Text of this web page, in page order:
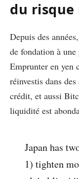
du
Depuis des
de fondation à
Emprunter en yen
réinvestis dans
crédit, et aussi
liquidité est
Japan has
1) tighten